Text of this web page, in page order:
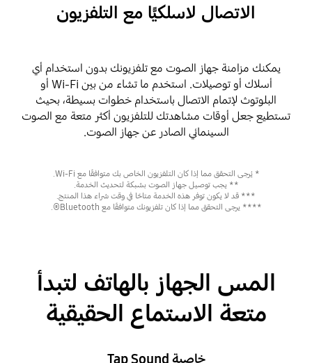
الاتصال لاسلكيًّا مع التلفزيون
يمكنك مزامنة جهاز الصوت مع تلفزيونك بدون استخدام أي
أسلاك أو توصيلات. استخدم ما تشاء من بين Wi-Fi أو
البلوتوث لإتمام الاتصال باستخدام خطوات بسيطة، بحيث
تستطيع جعل أوقات مشاهدتك للتلفزيون أكثر متعة مع الصوت
السينمائي الصادر عن جهاز الصوت.
* يُرجى التحقق مما إذا كان التلفزيون الخاص بك متوافقًا مع Wi-Fi.
** يجب توصيل جهاز الصوت بشبكة لتحديث الخدمة.
*** قد لا يكون توفر هذه الخدمة متاحًا في وقت شراء هذا المنتج.
**** يرجى التحقق مما إذا كان تلفزيونك متوافقًا مع Bluetooth®.
المس الجهاز بالهاتف لتبدأ
متعة الاستماع الحقيقية
خاصية Tap Sound